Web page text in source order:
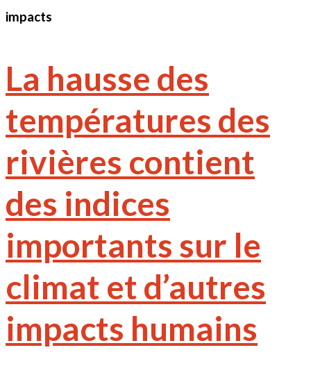
impacts
La hausse des
températures des
rivières contient
des indices
importants sur le
climat et d’autres
impacts humains